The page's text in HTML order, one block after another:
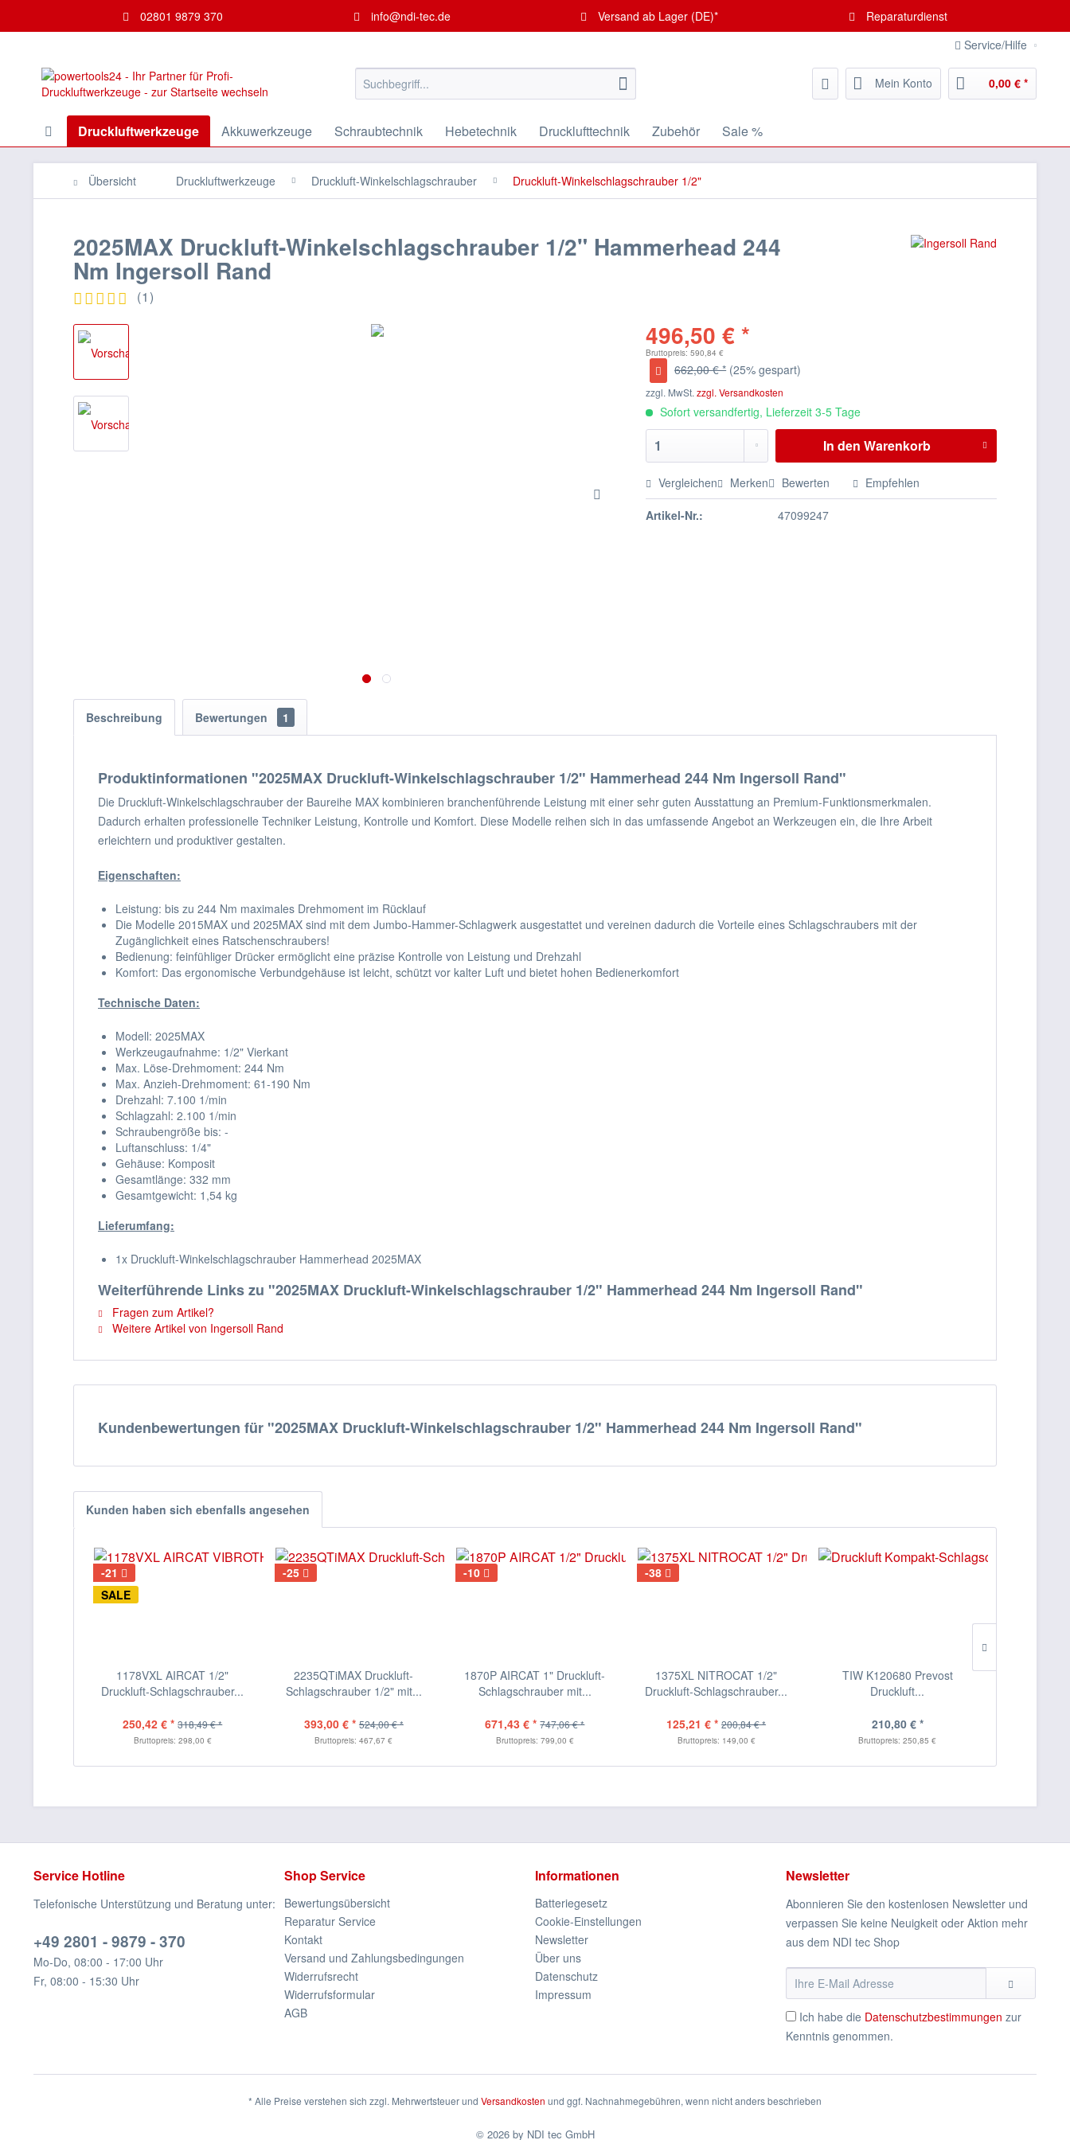
02801 9879 370 info@ndi-tec.de Versand ab Lager (DE)*
Reparaturdienst
Service/Hilfe
Mein Konto 0,00 € *
Druckluftwerkzeuge Akkuwerkzeuge Schraubtechnik Hebetechnik Drucklufttechnik Zubehör Sale %
Übersicht Druckluftwerkzeuge Druckluft-Winkelschlagschrauber Druckluft-Winkelschlagschrauber 1/2"
2025MAX Druckluft-Winkelschlagschrauber 1/2" Hammerhead 244
Nm Ingersoll Rand
(1)
496,50 € *
Bruttopreis: 590,84 €
662,00 € * (25% gespart)
zzgl. MwSt.zzgl. Versandkosten
Sofort versandfertig, Lieferzeit 3-5 Tage
In den Warenkorb
Vergleichen Merken Bewerten Empfehlen
Artikel-Nr.: 47099247
Beschreibung Bewertungen 1
Produktinformationen "2025MAX Druckluft-Winkelschlagschrauber 1/2" Hammerhead 244 Nm Ingersoll Rand"
Die Druckluft-Winkelschlagschrauber der Baureihe MAX kombinieren branchenführende Leistung mit einer sehr guten Ausstattung an Premium-Funktionsmerkmalen.
Dadurch erhalten professionelle Techniker Leistung, Kontrolle und Komfort. Diese Modelle reihen sich in das umfassende Angebot an Werkzeugen ein, die Ihre Arbeit
erleichtern und produktiver gestalten.
Eigenschaften:
Leistung: bis zu 244 Nm maximales Drehmoment im Rücklauf
Die Modelle 2015MAX und 2025MAX sind mit dem Jumbo-Hammer-Schlagwerk ausgestattet und vereinen dadurch die Vorteile eines Schlagschraubers mit der
Zugänglichkeit eines Ratschenschraubers!
Bedienung: feinfühliger Drücker ermöglicht eine präzise Kontrolle von Leistung und Drehzahl
Komfort: Das ergonomische Verbundgehäuse ist leicht, schützt vor kalter Luft und bietet hohen Bedienerkomfort
Technische Daten:
Modell: 2025MAX
Werkzeugaufnahme: 1/2" Vierkant
Max. Löse-Drehmoment: 244 Nm
Max. Anzieh-Drehmoment: 61-190 Nm
Drehzahl: 7.100 1/min
Schlagzahl: 2.100 1/min
Schraubengröße bis: -
Luftanschluss: 1/4"
Gehäuse: Komposit
Gesamtlänge: 332 mm
Gesamtgewicht: 1,54 kg
Lieferumfang:
1x Druckluft-Winkelschlagschrauber Hammerhead 2025MAX
Weiterführende Links zu "2025MAX Druckluft-Winkelschlagschrauber 1/2" Hammerhead 244 Nm Ingersoll Rand"
Fragen zum Artikel?
Weitere Artikel von Ingersoll Rand
Kundenbewertungen für "2025MAX Druckluft-Winkelschlagschrauber 1/2" Hammerhead 244 Nm Ingersoll Rand"
Kunden haben sich ebenfalls angesehen
-21
SALE
1178VXL AIRCAT 1/2"
Druckluft-Schlagschrauber...
250,42 € * 318,49 € *
Bruttopreis: 298,00 €
-25
2235QTiMAX Druckluft-
Schlagschrauber 1/2" mit...
393,00 € * 524,00 € *
Bruttopreis: 467,67 €
-10
1870P AIRCAT 1" Druckluft-
Schlagschrauber mit...
671,43 € * 747,06 € *
Bruttopreis: 799,00 €
-38
1375XL NITROCAT 1/2"
Druckluft-Schlagschrauber...
125,21 € * 200,84 € *
Bruttopreis: 149,00 €
TIW K120680 Prevost
Druckluft...
210,80 € *
Bruttopreis: 250,85 €
Service Hotline
Telefonische Unterstützung und Beratung unter:
+49 2801 - 9879 - 370
Mo-Do, 08:00 - 17:00 Uhr
Fr, 08:00 - 15:30 Uhr
Shop Service
Bewertungsübersicht
Reparatur Service
Kontakt
Versand und Zahlungsbedingungen
Widerrufsrecht
Widerrufsformular
AGB
Informationen
Batteriegesetz
Cookie-Einstellungen
Newsletter
Über uns
Datenschutz
Impressum
Newsletter
Abonnieren Sie den kostenlosen Newsletter und
verpassen Sie keine Neuigkeit oder Aktion mehr
aus dem NDI tec Shop
Ich habe die Datenschutzbestimmungen zur
Kenntnis genommen.
* Alle Preise verstehen sich zzgl. Mehrwertsteuer und Versandkosten und ggf. Nachnahmegebühren, wenn nicht anders beschrieben
© 2026 by NDI tec GmbH